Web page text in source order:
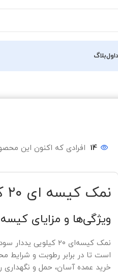
بلاگ
14 افرادی که اکنون این
نمک کیسه ای ۲۰ کیلویی یددار سودمند
ویژگی‌ها و مزایای کیسه‌ ای ۲۰ کیلویی یددار
نمک کیسه‌ای ۲۰
است تا در برابر رطوبت و شرایط
خرید عمده آسان، حمل و